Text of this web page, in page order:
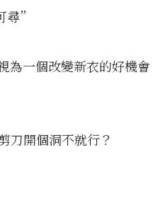
尋”
為一個改變新衣的好機會
刀開個洞不就行？